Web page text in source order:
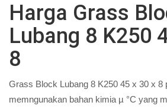
Harga Grass
Lubang 8 K250
8
Grass Block Lubang 8 K250 45 x 30 x 8
memngunakan bahan kimia µ °C yang